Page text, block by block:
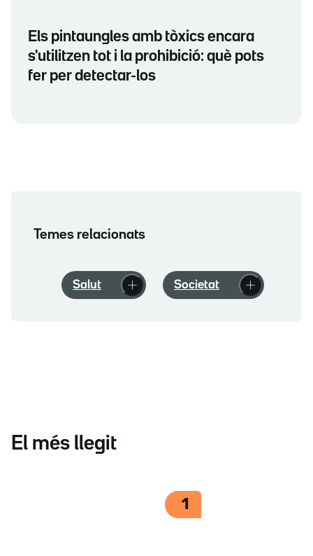
Els pintaungles amb tòxics encara
s'utilitzen tot i la prohibició: què pots
fer per detectar-los
Temes relacionats
Salut Societat
El més llegit
1